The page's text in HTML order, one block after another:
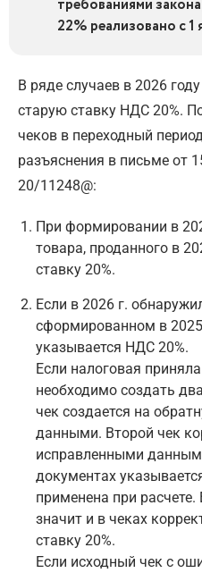
требованиями
22% реализовано с 1
В ряде случаев в 2026
старую ставку НДС 20%.
чеков в переходный
разъяснения в письме от
20/11248@:
При формировании в
товара, проданного в
ставку 20%.
Если в 2026 г.
сформированном в 2025
указывается НДС 20%.
Если налоговая
необходимо создать
чек создается на
данными. Второй чек
исправленными
документах
применена при
значит и в чеках
ставку 20%.
Если исходный чек с